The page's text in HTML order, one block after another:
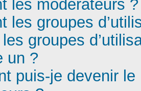
les modérateurs ?
les groupes
groupes
un ?
puis-je devenir le